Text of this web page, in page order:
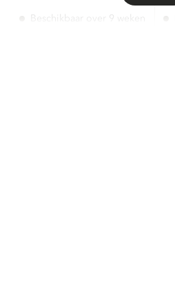
Beschikbaar over 9 weken